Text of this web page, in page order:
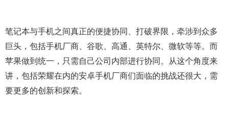
笔记本与手机之间真正的便捷协同、打破界限，牵涉到众多
巨头，包括手机厂商、谷歌、高通、英特尔、微软等等。而
苹果做到统一，只需自己公司内部进行协同。从这个角度来
讲，包括荣耀在内的安卓手机厂商们面临的挑战还很大，需
要更多的创新和探索。